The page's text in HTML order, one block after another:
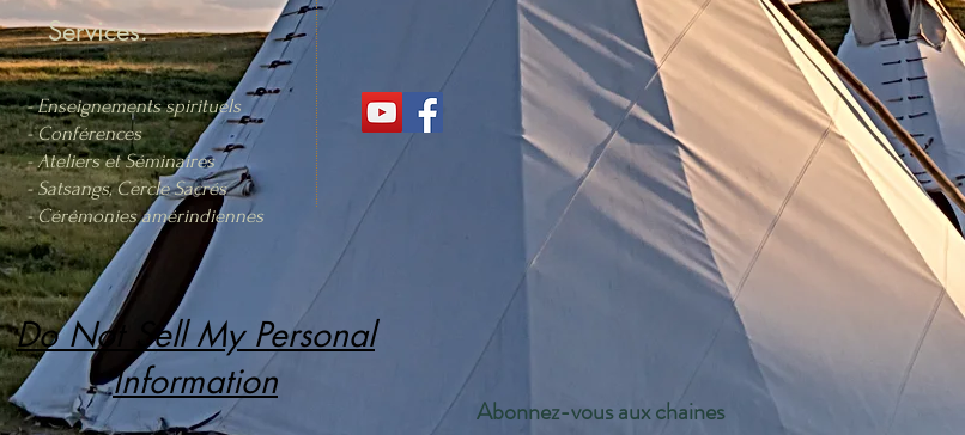
Services:
- Enseignements spirituels
- Conférences
- Ateliers et Séminaires
- Satsangs, Cercle Sacrés
- Cérémonies amérindiennes
Do Not Sell My Personal
Information
Abonnez-vous aux chaines